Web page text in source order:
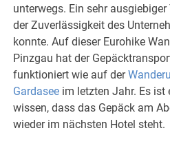
unterwegs. Ein sehr
der Zuverlässigkeit des
konnte. Auf dieser Eurohike
Pinzgau hat der
funktioniert wie auf der
Gardasee im letzten Jahr. Es ist
wissen, dass das Gepäck am
wieder im nächsten Hotel steht.